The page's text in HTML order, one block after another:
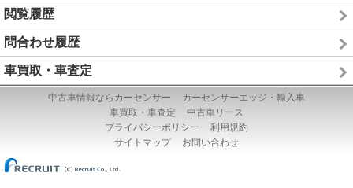
閲覧履歴
問合わせ履歴
車買取・車査定
中古車情報ならカーセンサー
カーセンサーエッジ・輸入車
車買取・車査定
中古車リース
プライバシーポリシー
利用規約
サイトマップ
お問い合わせ